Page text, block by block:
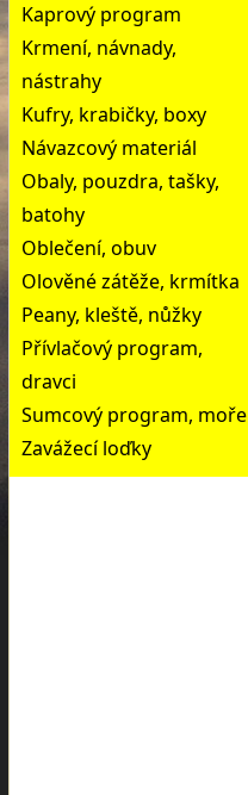
Kaprový program
Krmení, návnady,
nástrahy
Kufry, krabičky, boxy
Návazcový materiál
Obaly, pouzdra, tašky,
batohy
Oblečení, obuv
Olověné zátěže, krmítka
Peany, kleště, nůžky
Přívlačový program,
dravci
Sumcový program, moře
Zavážecí loďky